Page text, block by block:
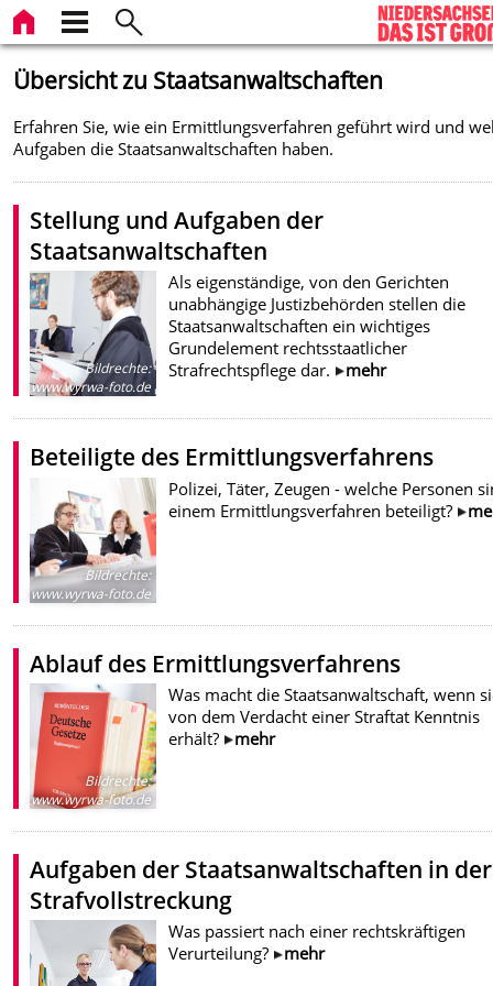
Übersicht zu Staatsanwaltschaften
Erfahren Sie, wie ein Ermittlungsverfahren geführt wird und
Aufgaben die Staatsanwaltschaften haben.
Stellung und Aufgaben der
Staatsanwaltschaften
Bildrechte:
www.wyrwa-foto.de
Als eigenständige, von den Gerichten
unabhängige Justizbehörden stellen die
Staatsanwaltschaften ein wichtiges
Grundelement rechtsstaatlicher
Strafrechtspflege dar.
mehr
Beteiligte des Ermittlungsverfahrens
Bildrechte:
www.wyrwa-foto.de
Polizei, Täter, Zeugen - welche Personen
einem Ermittlungsverfahren beteiligt?
Ablauf des Ermittlungsverfahrens
Bildrechte:
www.wyrwa-foto.de
Was macht die Staatsanwaltschaft, wenn
von dem Verdacht einer Straftat Kenntnis
erhält?
mehr
Aufgaben der Staatsanwaltschaften in der
Strafvollstreckung
Was passiert nach einer rechtskräftigen
Verurteilung?
mehr